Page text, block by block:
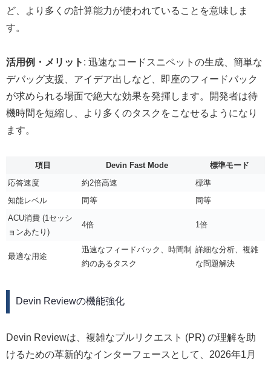
ど、より多くの計算能力が使われていることを意味しま
す。
活用例・メリット : 迅速なコードスニペットの生成、簡単な
デバッグ支援、アイデア出しなど、即座のフィードバック
が求められる場面で絶大な効果を発揮します。開発者は待
機時間を短縮し、より多くのタスクをこなせるようになり
ます。
項目 Devin Fast Mode
標準モード
応答速度
約2倍高速
標準
知能レベル
同等
同等
ACU消費 (1セッシ
ョンあたり)
4倍 1倍
最適な用途
迅速なフィードバック、時間制
約のあるタスク
詳細な分析、複雑
な問題解決
Devin Reviewの機能強化
Devin Reviewは、複雑なプルリクエスト (PR) の理解を助
けるための革新的なインターフェースとして、2026年1月